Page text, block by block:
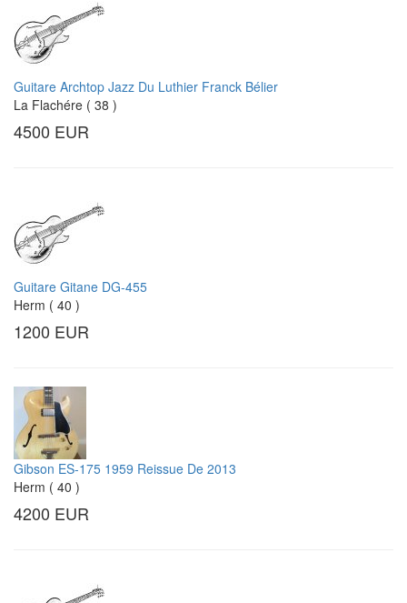
Guitare Archtop Jazz Du Luthier Franck Bélier
La Flachére ( 38 )
4500 EUR
Guitare Gitane DG-455
Herm ( 40 )
1200 EUR
Gibson ES-175 1959 Reissue De 2013
Herm ( 40 )
4200 EUR